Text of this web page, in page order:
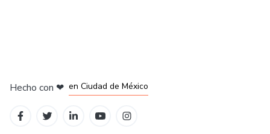
Hecho con ❤ en Ciudad de México